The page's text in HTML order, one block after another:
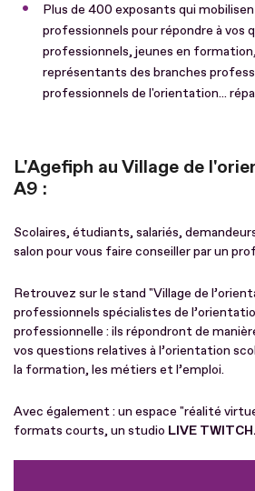
Plus de 400 exposants qui
professionnels pour répondre à vos
professionnels, jeunes en
représentants des branches
professionnels de l'orientation...
L'Agefiph au Village de
A9 :
Scolaires, étudiants, salariés,
salon pour vous faire conseiller par un
Retrouvez sur le stand "Village de
professionnels spécialistes de
professionnelle : ils répondront de
vos questions relatives à l’orientation
la formation, les métiers et l’emploi.
Avec également : un espace "réalité
formats courts, un studio LIVE